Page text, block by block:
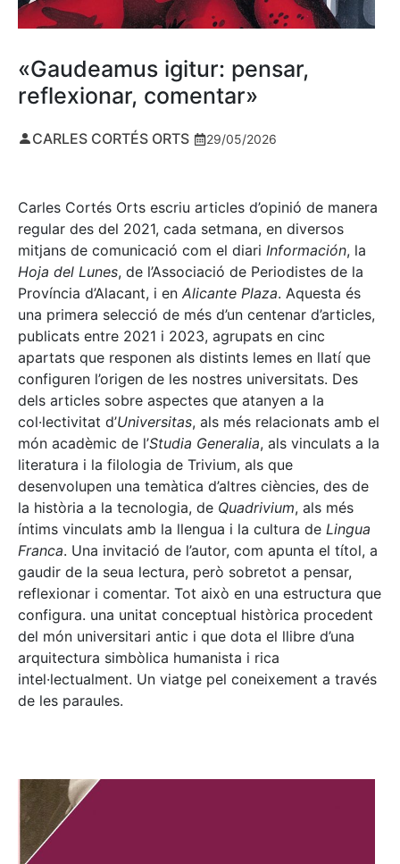
«Gaudeamus igitur: pensar,
reflexionar, comentar»
CARLES CORTÉS ORTS 29/05/2026
Carles Cortés Orts escriu articles d’opinió de manera
regular des del 2021, cada setmana, en diversos
mitjans de comunicació com el diari Información, la
Hoja del Lunes, de l’Associació de Periodistes de la
Província d’Alacant, i en Alicante Plaza. Aquesta és
una primera selecció de més d’un centenar d’articles,
publicats entre 2021 i 2023, agrupats en cinc
apartats que responen als distints lemes en llatí que
configuren l’origen de les nostres universitats. Des
dels articles sobre aspectes que atanyen a la
col·lectivitat d’Universitas, als més relacionats amb el
món acadèmic de l’Studia Generalia, als vinculats a la
literatura i la filologia de Trivium, als que
desenvolupen una temàtica d’altres ciències, des de
la història a la tecnologia, de Quadrivium, als més
íntims vinculats amb la llengua i la cultura de Lingua
Franca. Una invitació de l’autor, com apunta el títol, a
gaudir de la seua lectura, però sobretot a pensar,
reflexionar i comentar. Tot això en una estructura que
configura. una unitat conceptual històrica procedent
del món universitari antic i que dota el llibre d’una
arquitectura simbòlica humanista i rica
intel·lectualment. Un viatge pel coneixement a través
de les paraules.